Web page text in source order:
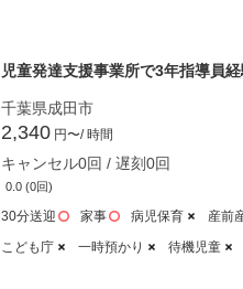
児童発達支援事業所で3年指導員経
千葉県成田市
2,340 円〜/ 時間
キャンセル0回 / 遅刻0回
0.0 (0回)
30分送迎 家事 病児保育
産前
こども庁
一時預かり 待機児童